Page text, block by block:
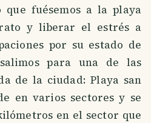
fuésemos a la playa
y liberar el estrés a
por su estado de
para una de las
de la ciudad: Playa san
en varios sectores y se
en el sector que